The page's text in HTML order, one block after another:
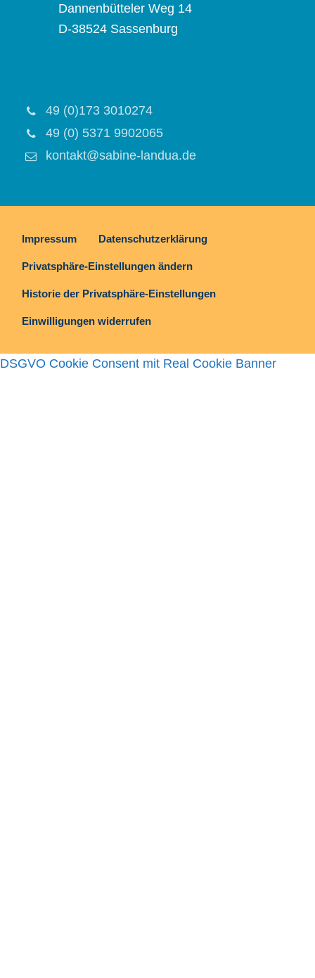
Dannenbütteler Weg 14
D-38524 Sassenburg
49 (0)173 3010274
49 (0) 5371 9902065
kontakt@sabine-landua.de
Impressum Datenschutzerklärung
Privatsphäre-Einstellungen ändern
Historie der Privatsphäre-Einstellungen
Einwilligungen widerrufen
DSGVO Cookie Consent mit Real Cookie Banner